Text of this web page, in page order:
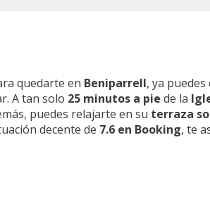
quedarte en Beniparrell, ya
A tan solo 25 minutos a pie de la
puedes relajarte en su terraza
decente de 7.6 en Booking, te